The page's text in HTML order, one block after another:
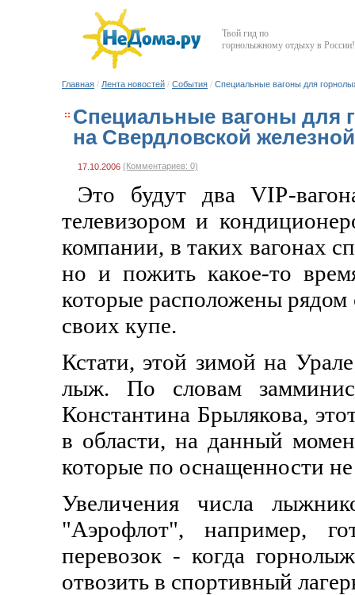
Твой гид по
горнолыжному отдыху в России!
Главная / Лента новостей / События / Специальные вагоны для
Специальные вагоны для
на Свердловской
17.10.2006 (Комментариев: 0)
Это будут два VIP-
телевизором и
компании, в таких вагонах
но и пожить какое-то
которые расположены
своих купе.
Кстати, этой зимой на
лыж. По словам
Константина Брылякова,
в области, на данный
которые по оснащенности
Увеличения числа
"Аэрофлот", например,
перевозок - когда
отвозить в спортивный